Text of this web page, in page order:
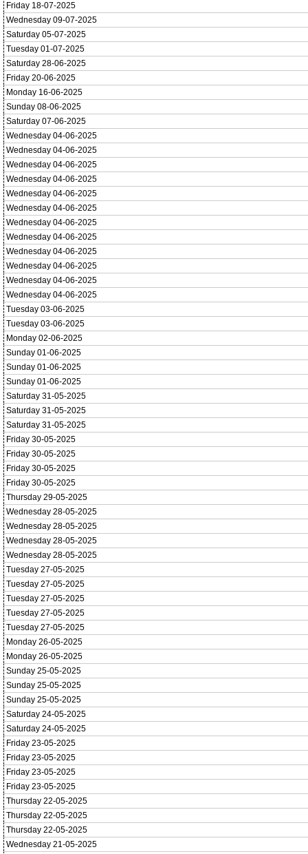
Friday 18-07-2025
Wednesday 09-07-2025
Saturday 05-07-2025
Tuesday 01-07-2025
Saturday 28-06-2025
Friday 20-06-2025
Monday 16-06-2025
Sunday 08-06-2025
Saturday 07-06-2025
Wednesday 04-06-2025
Wednesday 04-06-2025
Wednesday 04-06-2025
Wednesday 04-06-2025
Wednesday 04-06-2025
Wednesday 04-06-2025
Wednesday 04-06-2025
Wednesday 04-06-2025
Wednesday 04-06-2025
Wednesday 04-06-2025
Wednesday 04-06-2025
Wednesday 04-06-2025
Tuesday 03-06-2025
Tuesday 03-06-2025
Monday 02-06-2025
Sunday 01-06-2025
Sunday 01-06-2025
Sunday 01-06-2025
Saturday 31-05-2025
Saturday 31-05-2025
Saturday 31-05-2025
Friday 30-05-2025
Friday 30-05-2025
Friday 30-05-2025
Friday 30-05-2025
Thursday 29-05-2025
Wednesday 28-05-2025
Wednesday 28-05-2025
Wednesday 28-05-2025
Wednesday 28-05-2025
Tuesday 27-05-2025
Tuesday 27-05-2025
Tuesday 27-05-2025
Tuesday 27-05-2025
Tuesday 27-05-2025
Monday 26-05-2025
Monday 26-05-2025
Sunday 25-05-2025
Sunday 25-05-2025
Sunday 25-05-2025
Saturday 24-05-2025
Saturday 24-05-2025
Friday 23-05-2025
Friday 23-05-2025
Friday 23-05-2025
Friday 23-05-2025
Thursday 22-05-2025
Thursday 22-05-2025
Thursday 22-05-2025
Wednesday 21-05-2025